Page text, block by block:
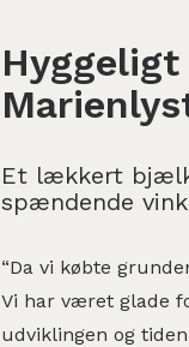
Et lækkert
spændende
“Da vi købte
Vi har været glade
udviklingen og